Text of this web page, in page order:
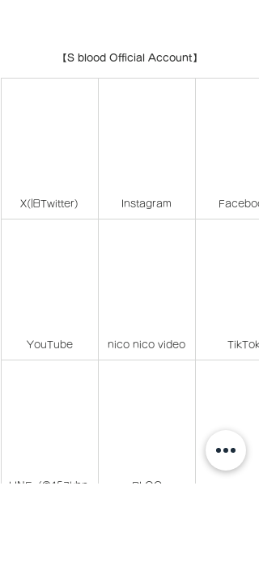
【S blood Official Account】
X(旧Twitter) Instagram
YouTube nico nico video TikTok
LINE（@457khp
BLOG